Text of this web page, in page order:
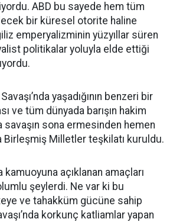
ABD bu sayede hem tüm
bir küresel otorite haline
emperyalizminin yüzyıllar süren
politikalar yoluyla elde ettiği
yaşadığının benzeri bir
ve tüm dünyada barışın hakim
savaşın sona ermesinden hemen
Birleşmiş Milletler teşkilatı kuruldu.
kamuoyuna açıklanan amaçları
şeylerdi. Ne var ki bu
ve tahakküm gücüne sahip
korkunç katliamlar yapan